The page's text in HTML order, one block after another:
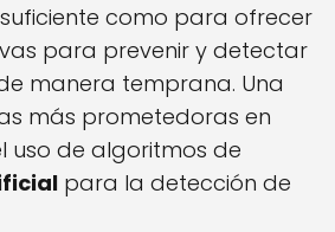
como para ofrecer
para prevenir y detectar
manera temprana. Una
más prometedoras en
uso de algoritmos de
para la detección de